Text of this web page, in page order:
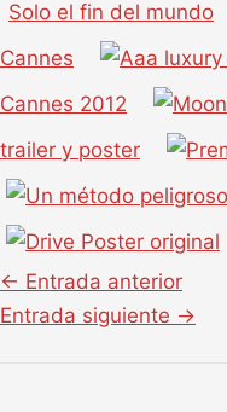
Solo el fin del mundo
Cannes
Cannes 2012
trailer y poster
← Entrada anterior
Entrada siguiente →